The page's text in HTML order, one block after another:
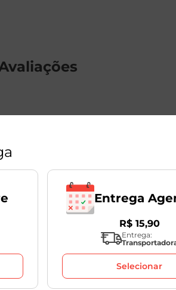
Entrega
R$ 15,90
Entrega:
Selecionar